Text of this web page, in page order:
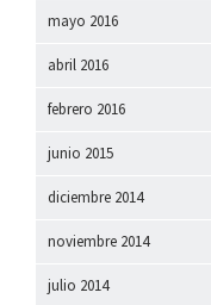
mayo 2016
abril 2016
febrero 2016
junio 2015
diciembre 2014
noviembre 2014
julio 2014